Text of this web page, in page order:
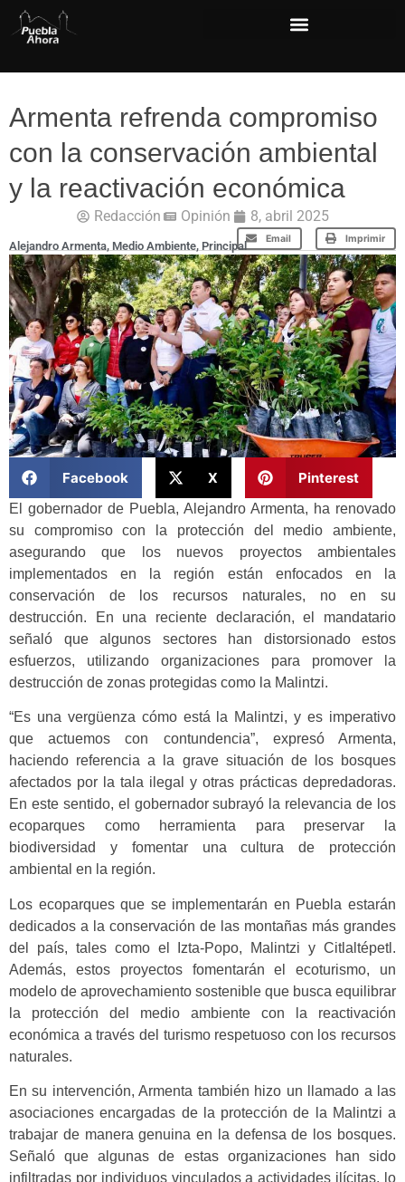
Armenta refrenda compromiso
con la conservación ambiental
y la reactivación económica
Redacción Opinión 8, abril 2025
Email Imprimir
Alejandro Armenta, Medio Ambiente, Principal
Facebook X Pinterest
El gobernador de Puebla, Alejandro Armenta, ha renovado
su compromiso con la protección del medio ambiente,
asegurando que los nuevos proyectos ambientales
implementados en la región están enfocados en la
conservación de los recursos naturales, no en su
destrucción. En una reciente declaración, el mandatario
señaló que algunos sectores han distorsionado estos
esfuerzos, utilizando organizaciones para promover la
destrucción de zonas protegidas como la Malintzi.
“Es una vergüenza cómo está la Malintzi, y es imperativo
que actuemos con contundencia”, expresó Armenta,
haciendo referencia a la grave situación de los bosques
afectados por la tala ilegal y otras prácticas depredadoras.
En este sentido, el gobernador subrayó la relevancia de los
ecoparques como herramienta para preservar la
biodiversidad y fomentar una cultura de protección
ambiental en la región.
Los ecoparques que se implementarán en Puebla estarán
dedicados a la conservación de las montañas más grandes
del país, tales como el Izta-Popo, Malintzi y Citlaltépetl.
Además, estos proyectos fomentarán el ecoturismo, un
modelo de aprovechamiento sostenible que busca equilibrar
la protección del medio ambiente con la reactivación
económica a través del turismo respetuoso con los recursos
naturales.
En su intervención, Armenta también hizo un llamado a las
asociaciones encargadas de la protección de la Malintzi a
trabajar de manera genuina en la defensa de los bosques.
Señaló que algunas de estas organizaciones han sido
infiltradas por individuos vinculados a actividades ilícitas, lo